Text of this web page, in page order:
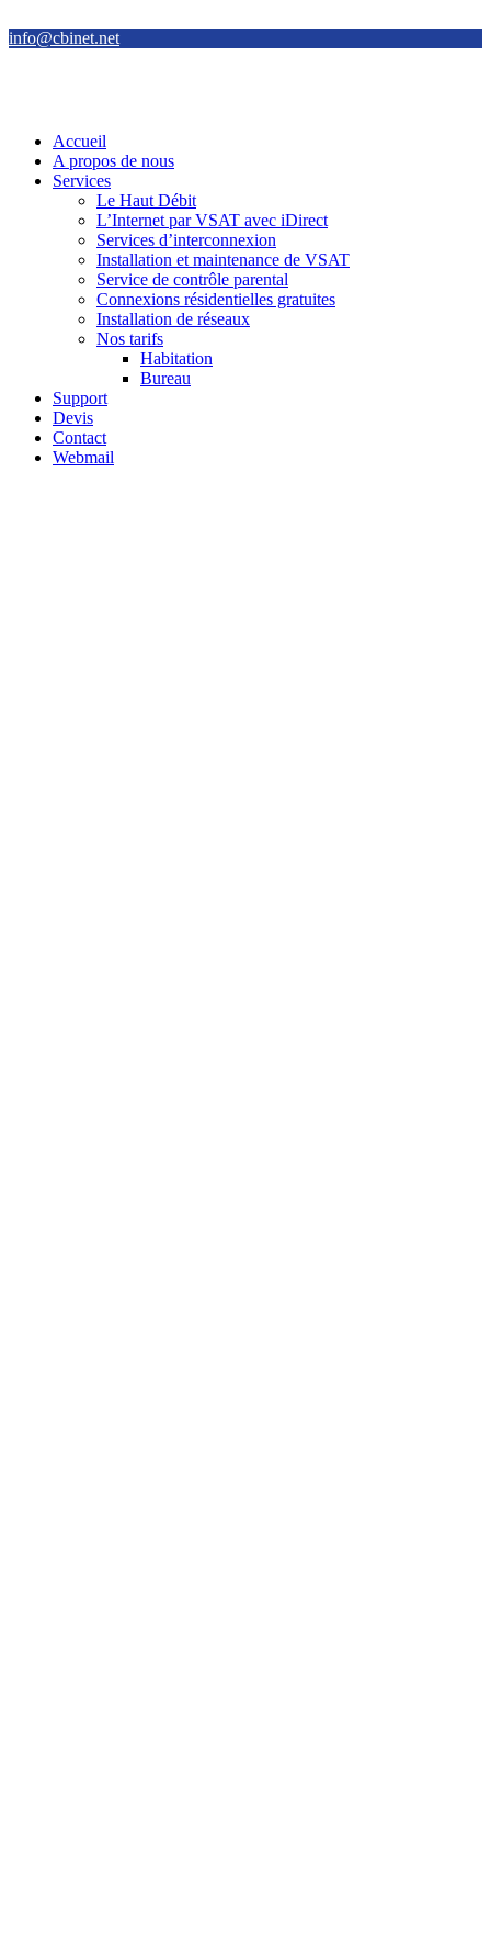
info@cbinet.net
Accueil
A propos de nous
Services
Le Haut Débit
L’Internet par VSAT avec iDirect
Services d’interconnexion
Installation et maintenance de VSAT
Service de contrôle parental
Connexions résidentielles gratuites
Installation de réseaux
Nos tarifs
Habitation
Bureau
Support
Devis
Contact
Webmail